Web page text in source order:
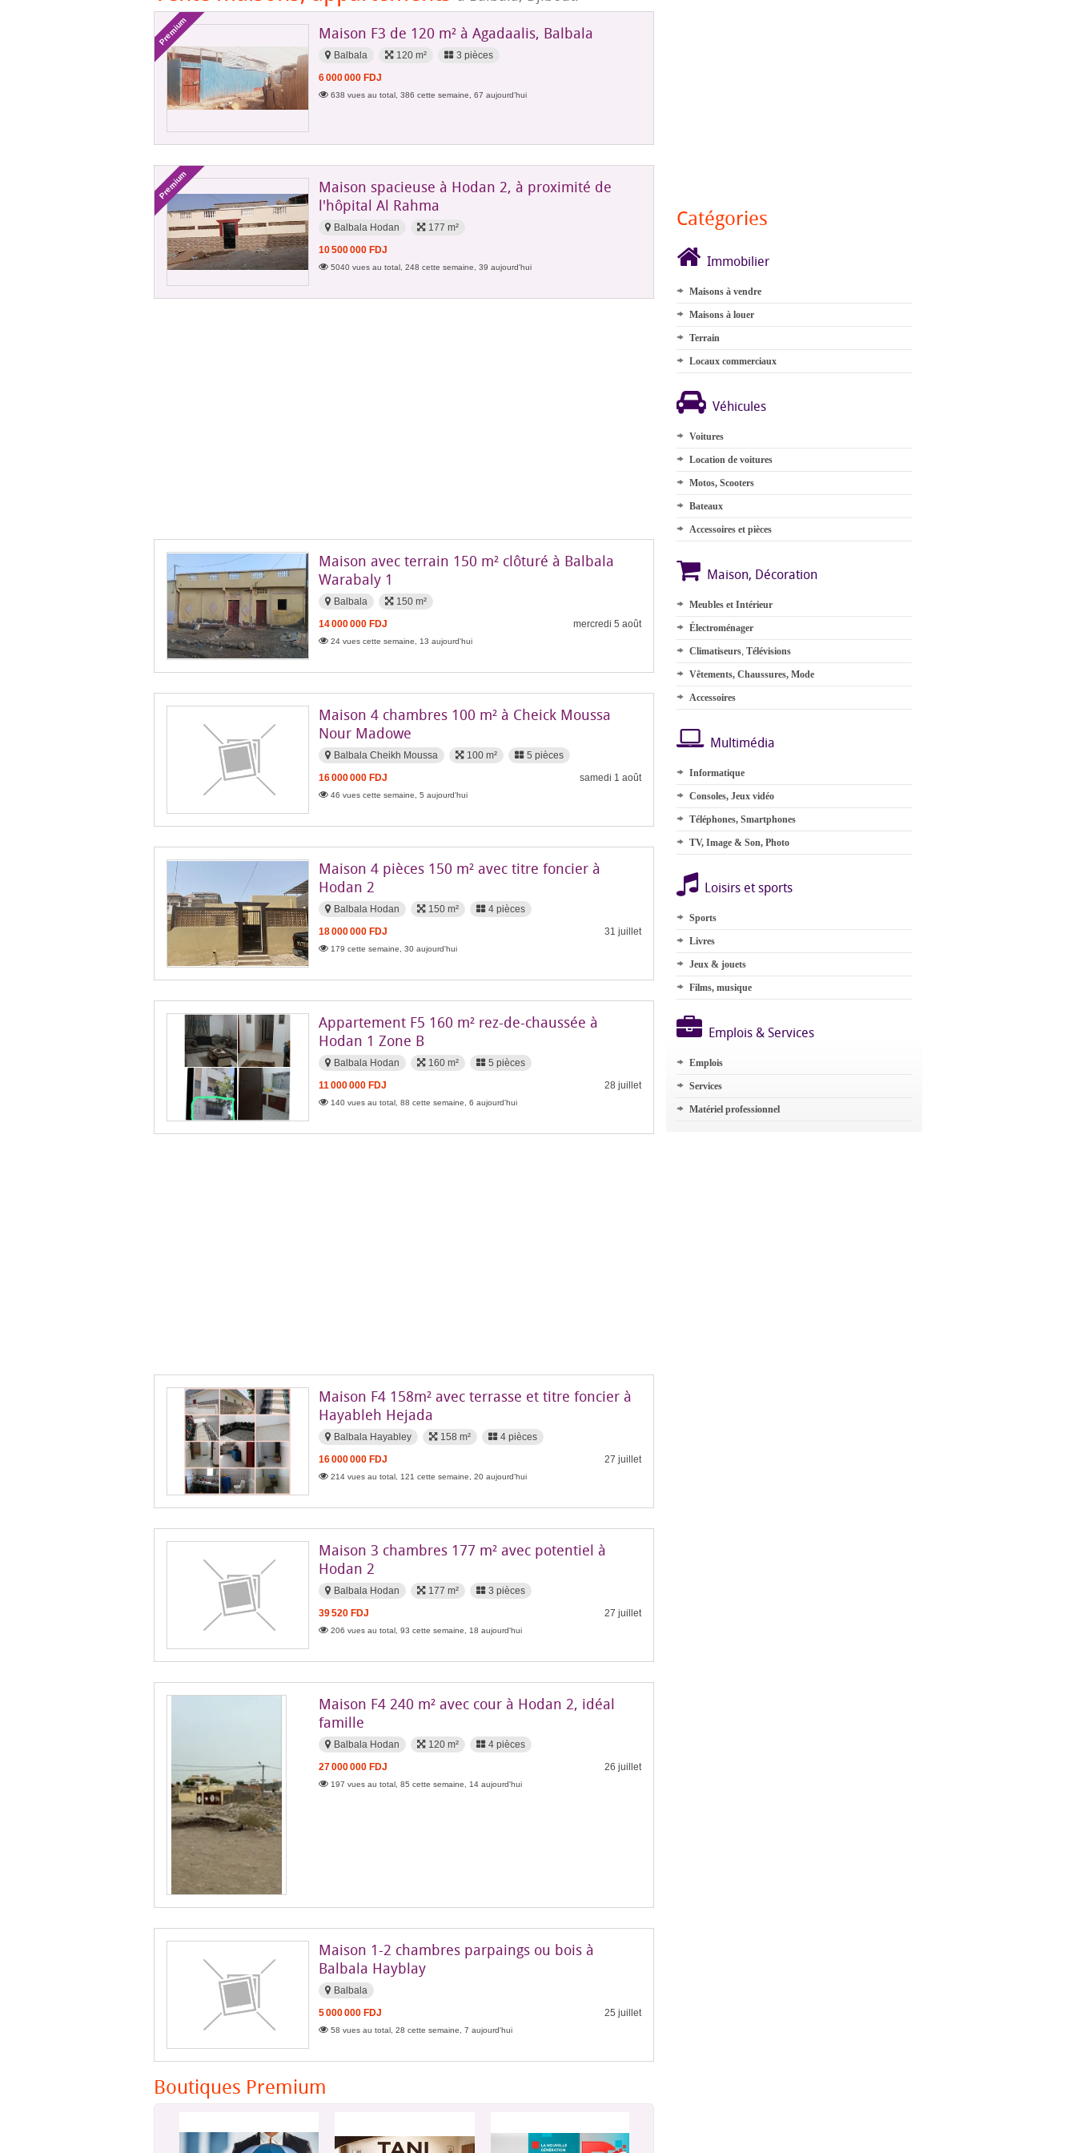
Premium Maison F3 de 120 m² à Agadaalis, Balbala
Balbala 120 m²
3 pièces
6 000 000 FDJ
638 vues au total, 386 cette semaine, 67 aujourd'hui
Premium
Maison spacieuse à Hodan 2, à proximité de
l'hôpital Al Rahma
Balbala Hodan
177 m²
10 500 000 FDJ
5040 vues au total, 248 cette semaine, 39 aujourd'hui
Maison avec terrain 150 m² clôturé à Balbala
Warabaly 1
Balbala
150 m²
14 000 000 FDJ
mercredi 5 août
24 vues cette semaine, 13 aujourd'hui
Maison 4 chambres 100 m² à Cheick Moussa
Nour Madowe
Balbala Cheikh Moussa 100 m²
5 pièces
16 000 000 FDJ
samedi 1 août
46 vues cette semaine, 5 aujourd'hui
Maison 4 pièces 150 m² avec titre foncier à
Hodan 2
Balbala Hodan 150 m²
4 pièces
18 000 000 FDJ
31 juillet
179 cette semaine, 30 aujourd'hui
Appartement F5 160 m² rez-de-chaussée à
Hodan 1 Zone B
Balbala Hodan 160 m²
5 pièces
11 000 000 FDJ
28 juillet
140 vues au total, 88 cette semaine, 6 aujourd'hui
Maison F4 158m² avec terrasse et titre foncier à
Hayableh Hejada
Balbala Hayabley 158 m²
4 pièces
16 000 000 FDJ
27 juillet
214 vues au total, 121 cette semaine, 20 aujourd'hui
Maison 3 chambres 177 m² avec potentiel à
Hodan 2
Balbala Hodan 177 m²
3 pièces
39 520 FDJ
27 juillet
206 vues au total, 93 cette semaine, 18 aujourd'hui
Maison F4 240 m² avec cour à Hodan 2, idéal
famille
Balbala Hodan 120 m²
4 pièces
27 000 000 FDJ
26 juillet
197 vues au total, 85 cette semaine, 14 aujourd'hui
Maison 1-2 chambres parpaings ou bois à
Balbala Hayblay
Balbala
5 000 000 FDJ
25 juillet
58 vues au total, 28 cette semaine, 7 aujourd'hui
Boutiques Premium
Catégories
Immobilier
Maisons à vendre
Maisons à louer
Terrain
Locaux commerciaux
Véhicules
Voitures
Location de voitures
Motos, Scooters
Bateaux
Accessoires et pièces
Maison, Décoration
Meubles et Intérieur
Électroménager
Climatiseurs, Télévisions
Vêtements, Chaussures, Mode
Accessoires
Multimédia
Informatique
Consoles, Jeux vidéo
Téléphones, Smartphones
TV, Image & Son, Photo
Loisirs et sports
Sports
Livres
Jeux & jouets
Films, musique
Emplois & Services
Emplois
Services
Matériel professionnel